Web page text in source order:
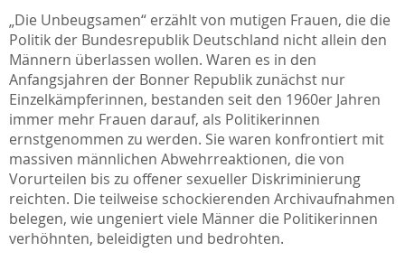
„Die Unbeugsamen“ erzählt von mutigen Frauen, die die
Politik der Bundesrepublik Deutschland nicht allein den
Männern überlassen wollen. Waren es in den
Anfangsjahren der Bonner Republik zunächst nur
Einzelkämpferinnen, bestanden seit den 1960er Jahren
immer mehr Frauen darauf, als Politikerinnen
ernstgenommen zu werden. Sie waren konfrontiert mit
massiven männlichen Abwehrreaktionen, die von
Vorurteilen bis zu offener sexueller Diskriminierung
reichten. Die teilweise schockierenden Archivaufnahmen
belegen, wie ungeniert viele Männer die Politikerinnen
verhöhnten, beleidigten und bedrohten.